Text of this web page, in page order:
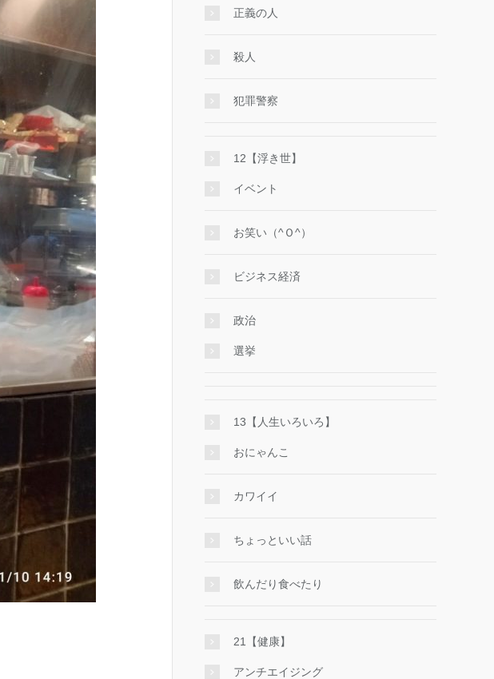
正義の人
殺人
犯罪警察
12【浮き世】
イベント
お笑い（^Ｏ^）
ビジネス経済
政治
選挙
13【人生いろいろ】
おにゃんこ
カワイイ
ちょっといい話
飲んだり食べたり
21【健康】
アンチエイジング